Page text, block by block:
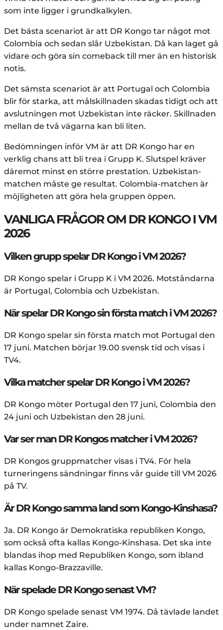
som inte ligger i grundkalkylen.
Det bästa scenariot är att DR Kongo tar något mot
Colombia och sedan slår Uzbekistan. Då kan laget gå
vidare och göra sin comeback till mer än en historisk
notis.
Det sämsta scenariot är att Portugal och Colombia
blir för starka, att målskillnaden skadas tidigt och att
avslutningen mot Uzbekistan inte räcker. Skillnaden
mellan de två vägarna kan bli liten.
Bedömningen inför VM är att DR Kongo har en
verklig chans att bli trea i Grupp K. Slutspel kräver
däremot minst en större prestation. Uzbekistan-
matchen måste ge resultat. Colombia-matchen är
möjligheten att göra hela gruppen öppen.
VANLIGA FRÅGOR OM DR KONGO I VM
2026
Vilken grupp spelar DR Kongo i VM 2026?
DR Kongo spelar i Grupp K i VM 2026. Motståndarna
är Portugal, Colombia och Uzbekistan.
När spelar DR Kongo sin första match i VM 2026?
DR Kongo spelar sin första match mot Portugal den
17 juni. Matchen börjar 19.00 svensk tid och visas i
TV4.
Vilka matcher spelar DR Kongo i VM 2026?
DR Kongo möter Portugal den 17 juni, Colombia den
24 juni och Uzbekistan den 28 juni.
Var ser man DR Kongos matcher i VM 2026?
DR Kongos gruppmatcher visas i TV4. För hela
turneringens sändningar finns vår guide till VM 2026
på TV.
Är DR Kongo samma land som Kongo-Kinshasa?
Ja. DR Kongo är Demokratiska republiken Kongo,
som också ofta kallas Kongo-Kinshasa. Det ska inte
blandas ihop med Republiken Kongo, som ibland
kallas Kongo-Brazzaville.
När spelade DR Kongo senast VM?
DR Kongo spelade senast VM 1974. Då tävlade landet
under namnet Zaire.